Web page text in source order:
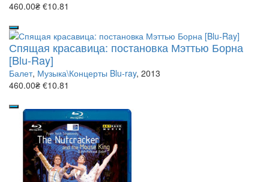
460.00₴ €10.81
Спящая красавица: постановка Мэттью Борна
[Blu-Ray]
Балет, Музыка\Концерты Blu-ray, 2013
460.00₴ €10.81